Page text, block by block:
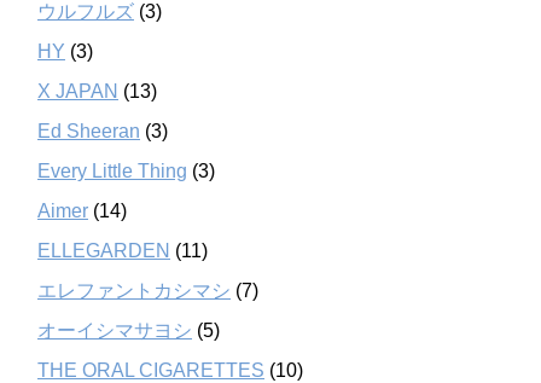
ウルフルズ (3)
HY (3)
X JAPAN (13)
Ed Sheeran (3)
Every Little Thing (3)
Aimer (14)
ELLEGARDEN (11)
エレファントカシマシ (7)
オーイシマサヨシ (5)
THE ORAL CIGARETTES (10)